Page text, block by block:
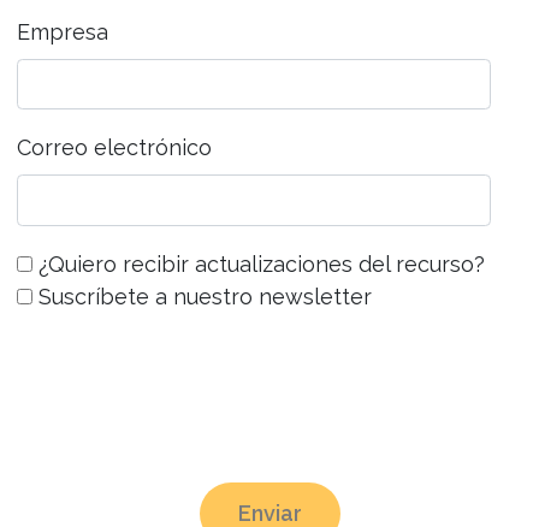
Empresa
Correo electrónico
¿Quiero recibir actualizaciones del recurso?
Suscríbete a nuestro newsletter
Enviar